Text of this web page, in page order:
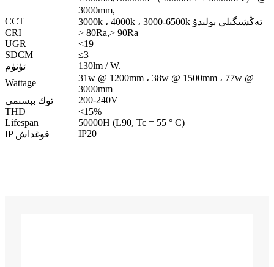
3000mm,
CCT
3000k ، 4000k ، 3000-6500k تەڭشىگىلى بولىدۇ
CRI
> 80Ra,> 90Ra
UGR
<19
SDCM
≤3
ئۈنۈم
130lm / W.
Wattage
31w @ 1200mm ، 38w @ 1500mm ، 77w @
3000mm
توك بېسىمى
200-240V
THD
<15%
Lifespan
50000H (L90, Tc = 55 ° C)
IP قوغداش
IP20